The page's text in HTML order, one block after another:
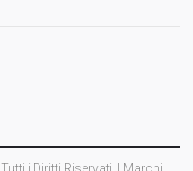
. Tutti i Diritti Riservati. I Marchi